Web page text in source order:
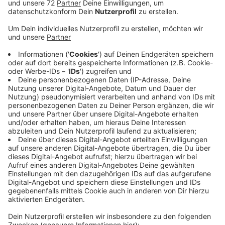
Städte und Gemeinden bekommen ja nach wie vor
viele Flüchtlinge zugewiesen und kommen dabei an
ihre Grenzen. Die Situation in Dülmen ist angespannt.
Der Vorteil einer Landeseinrichtung wäre: das Land
kümmert sich komplett um den Standort - das
reduziert Aufgaben und Ausgaben für die Stadt.
Gleichzeitig bekommt diese dann selbst weniger
Flüchtlinge zugewiesen, die sie unterbringen muss. Die
Bezirksregierung muss dem möglichen Standort am
Gausepatt und überhaupt einer solchen zentralen
Unterbringungseinrichtung des Landes für Flüchtlinge
jetzt noch zustimmen. Auf der angedachten Fläche
lagern aktuell noch Sandhügel - die muss der Ex-
Pächter bis Ende März kommenden Jahres